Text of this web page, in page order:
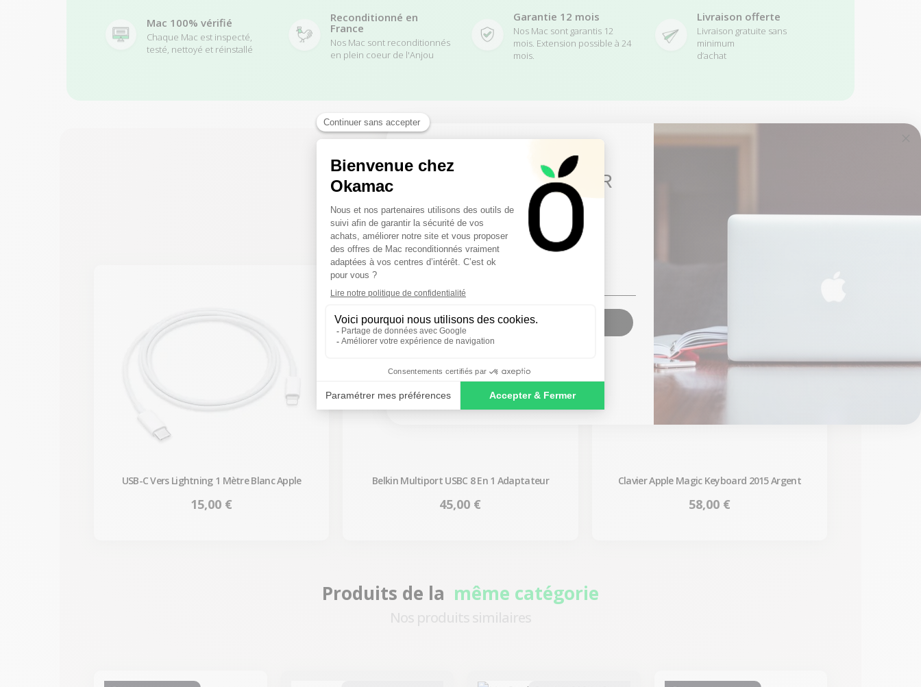
Mac 100% vérifié
Chaque Mac est inspecté,
testé, nettoyé et réinstallé
Reconditionné en
France
Nos Mac sont reconditionnés
en plein coeur de l'Anjou
Garantie 12 mois
Nos Mac sont garantis 12
mois. Extension possible à 24
mois.
Livraison offerte
Livraison gratuite sans
minimum
d’achat
Pour compléter votre pack
Les indispensables mac
USB-C Vers Lightning 1 Mètre Blanc Apple
Prix
15,00 €
Belkin Multiport USBC 8 En 1 Adaptateur
Prix
45,00 €
Clavier Apple Magic Keyboard 2015 Argent
Prix
58,00 €
Produits de la même catégorie
Nos produits similaires
10€ FREE ON YOUR
FIRST ORDER
Sign up to receive your discount.
SIGN ME UP!